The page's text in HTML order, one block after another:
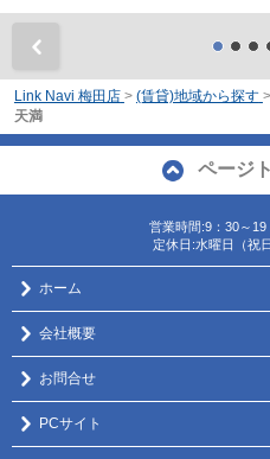
Link Navi 梅田店 > (賃貸)地域から探す >
天満
ページ
営業時間:9：30～
定休日:水曜日（祝
ホーム
会社概要
お問合せ
PCサイト